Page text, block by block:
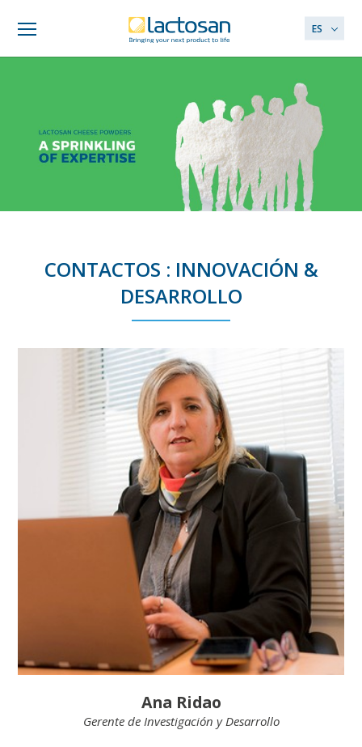
ES
CONTACTOS : INNOVACIÓN &
DESARROLLO
Ana Ridao
Gerente de Investigación y Desarrollo